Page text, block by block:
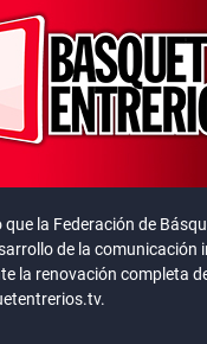
que la Federación de
de la comunicación
la renovación completa